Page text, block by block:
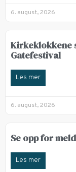
6. august, 2026
Kirkeklokkene
Gatefestival
Les mer
6. august, 2026
Se opp for
Les mer